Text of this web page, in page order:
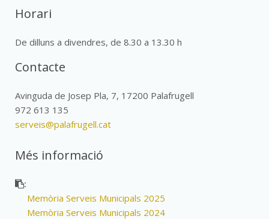
Horari
De dilluns a divendres, de 8.30 a 13.30 h
Contacte
Avinguda de Josep Pla, 7, 17200 Palafrugell
972 613 135
serveis@palafrugell.cat
Més informació
:
Memòria Serveis Municipals 2025
Memòria Serveis Municipals 2024